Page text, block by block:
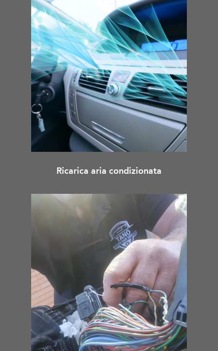
Ricarica aria condizionata